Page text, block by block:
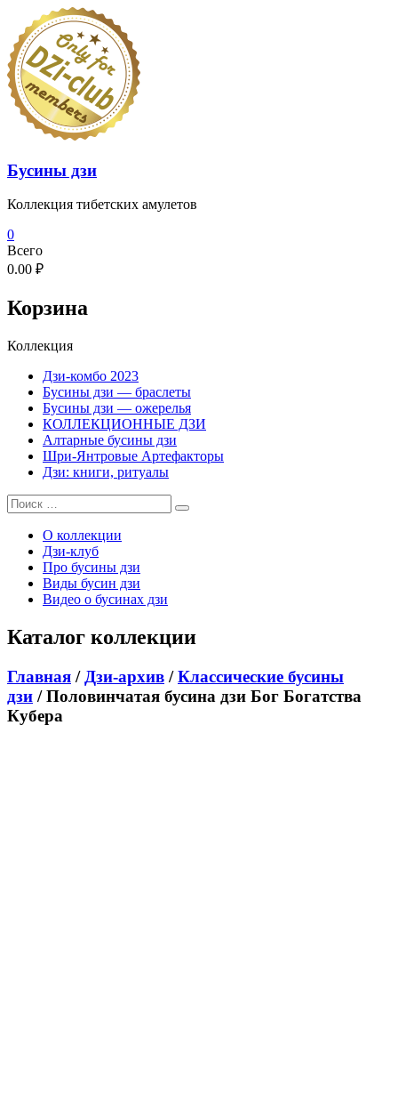
Перейти
содержимому
Бусины дзи
Коллекция тибетских амулетов
0
Всего
0.00 ₽
Корзина
Коллекция
Дзи-комбо 2023
Бусины дзи — браслеты
Бусины дзи — ожерелья
КОЛЛЕКЦИОННЫЕ ДЗИ
Алтарные бусины дзи
Шри-Янтровые Артефакторы
Дзи: книги, ритуалы
О коллекции
Дзи-клуб
Про бусины дзи
Виды бусин дзи
Видео о бусинах дзи
Каталог коллекции
Главная / Дзи-архив /Классические бусины
дзи / Половинчатая бусина дзи Бог Богатства
Кубера